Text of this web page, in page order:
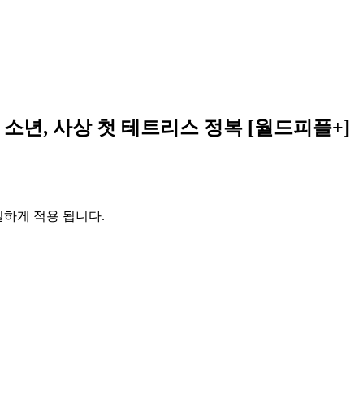
년, 사상 첫 테트리스 정복 [월드피플+]
게 적용 됩니다.